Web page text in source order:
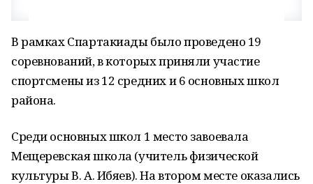
В рамках Спартакиады было проведено 19
соревнований, в которых приняли участие
спортсмены из 12 средних и 6 основных школ
района.
Среди основных школ 1 место завоевала
Мещеревская школа (учитель физической
культуры В. А. Ибяев). На втором месте оказались